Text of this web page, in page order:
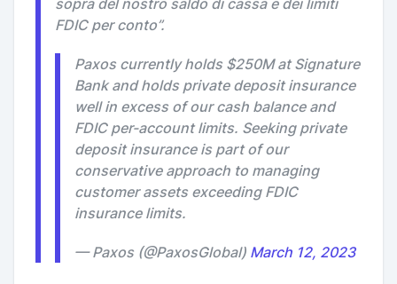
sopra del nostro saldo di cassa e dei limiti
FDIC per conto”.
Paxos currently holds $250M at Signature
Bank and holds private deposit insurance
well in excess of our cash balance and
FDIC per-account limits. Seeking private
deposit insurance is part of our
conservative approach to managing
customer assets exceeding FDIC
insurance limits.
— Paxos (@PaxosGlobal) March 12, 2023